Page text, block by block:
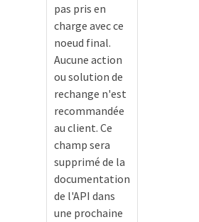
pas pris en
charge avec ce
noeud final.
Aucune action
ou solution de
rechange n'est
recommandée
au client. Ce
champ sera
supprimé de la
documentation
de l'API dans
une prochaine